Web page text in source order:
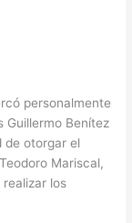
personalmente
Guillermo Benítez
de otorgar el
Mariscal,
los